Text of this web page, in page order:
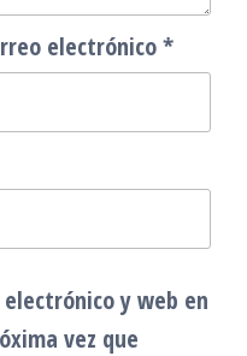
electrónico*
y web en
vez que